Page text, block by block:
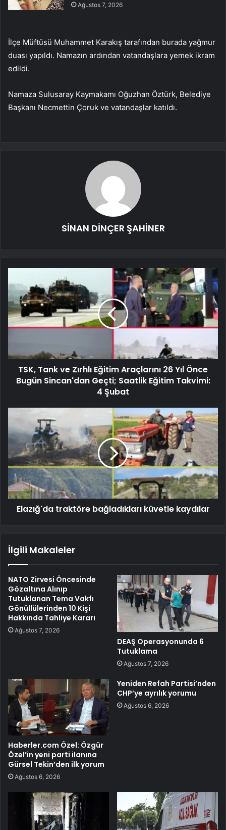
Ağustos 7, 2026
İlçe Müftüsü Muhammet Karakış tarafından burada yağmur
duası yapıldı. Namazın ardından vatandaşlara yemek ikram
edildi.
Namaza Sulusaray Kaymakamı Oğuzhan Öztürk, Belediye
Başkanı Necmettin Çoruk ve vatandaşlar katıldı.
SİNAN DİNÇER ŞAHİNER
TSK, Tank ve Zırhlı Eğitim Araçlarını 26 Yıl Önce
Bugün Sincan'dan Geçti; Saatlik Eğitim Takvimi:
4 Şubat
Elazığ'da traktöre bağladıkları küvetle kaydılar
İlgili Makaleler
NATO Zirvesi Öncesinde
Gözaltına Alınıp
Tutuklanan Tema Vakfı
Gönüllülerinden 10 Kişi
Hakkında Tahliye Kararı
Ağustos 7, 2026
DEAŞ Operasyonunda 6
Tutuklama
Ağustos 7, 2026
Haberler.com Özel: Özgür
Özel’in yeni parti ilanına
Gürsel Tekin’den ilk yorum
Ağustos 6, 2026
Yeniden Refah Partisi’nden
CHP’ye ayrılık yorumu
Ağustos 6, 2026